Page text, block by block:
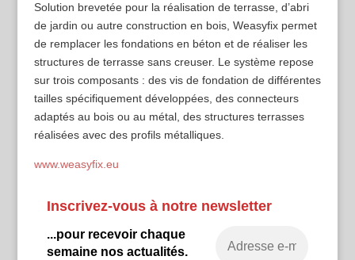
Solution brevetée pour la réalisation de terrasse, d’abri
de jardin ou autre construction en bois, Weasyfix permet
de remplacer les fondations en béton et de réaliser les
structures de terrasse sans creuser. Le système repose
sur trois composants : des vis de fondation de différentes
tailles spécifiquement développées, des connecteurs
adaptés au bois ou au métal, des structures terrasses
réalisées avec des profils métalliques.
www.weasyfix.eu
Inscrivez-vous à notre newsletter
...pour recevoir chaque
semaine nos actualités.